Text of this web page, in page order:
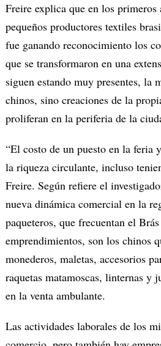
Freire explica que en los primeros
pequeños productores textiles
fue ganando reconocimiento los
que se transformaron en una
siguen estando muy presentes, la
chinos, sino creaciones de la
proliferan en la periferia de la
“El costo de un puesto en la feria
la riqueza circulante, incluso
Freire. Según refiere el
nueva dinámica comercial en la
paqueteros, que frecuentan el
emprendimientos, son los chinos
monederos, maletas, accesorios
raquetas matamoscas, linternas y
en la venta ambulante.
Las actividades laborales de los